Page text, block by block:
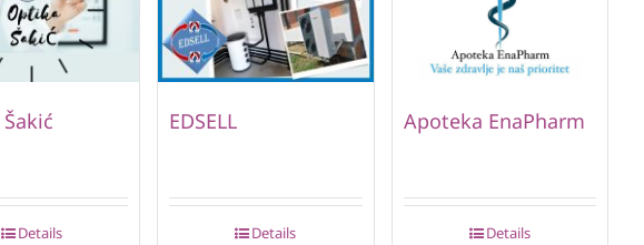
Details
EDSELL
Details
Apoteka EnaPharm
Details